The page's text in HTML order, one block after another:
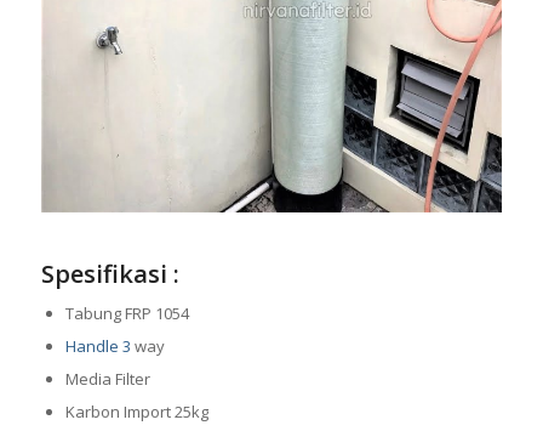
Spesifikasi :
Tabung FRP 1054
Handle 3 way
Media Filter
Karbon Import 25kg